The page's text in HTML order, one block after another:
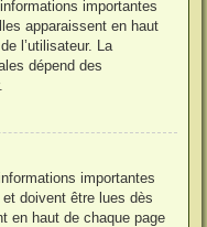
importantes
apparaissent en haut
l’utilisateur. La
dépend des
importantes
doivent être lues dès
en haut de chaque page